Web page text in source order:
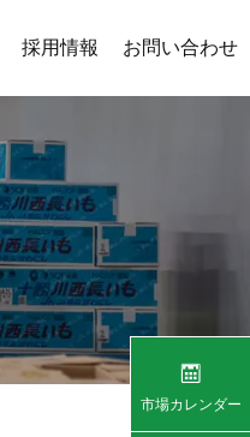
採用情報 お問い合わせ
市場カレンダー